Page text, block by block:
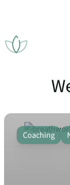
Coaching